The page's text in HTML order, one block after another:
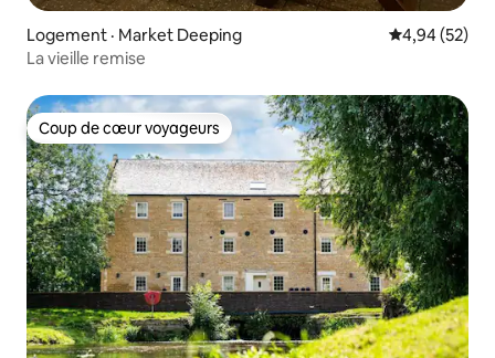
Logement · Market Deeping Note
4,94 (52)
La vieille remise
Coup de cœur voyageurs
Coup de cœur voyageurs